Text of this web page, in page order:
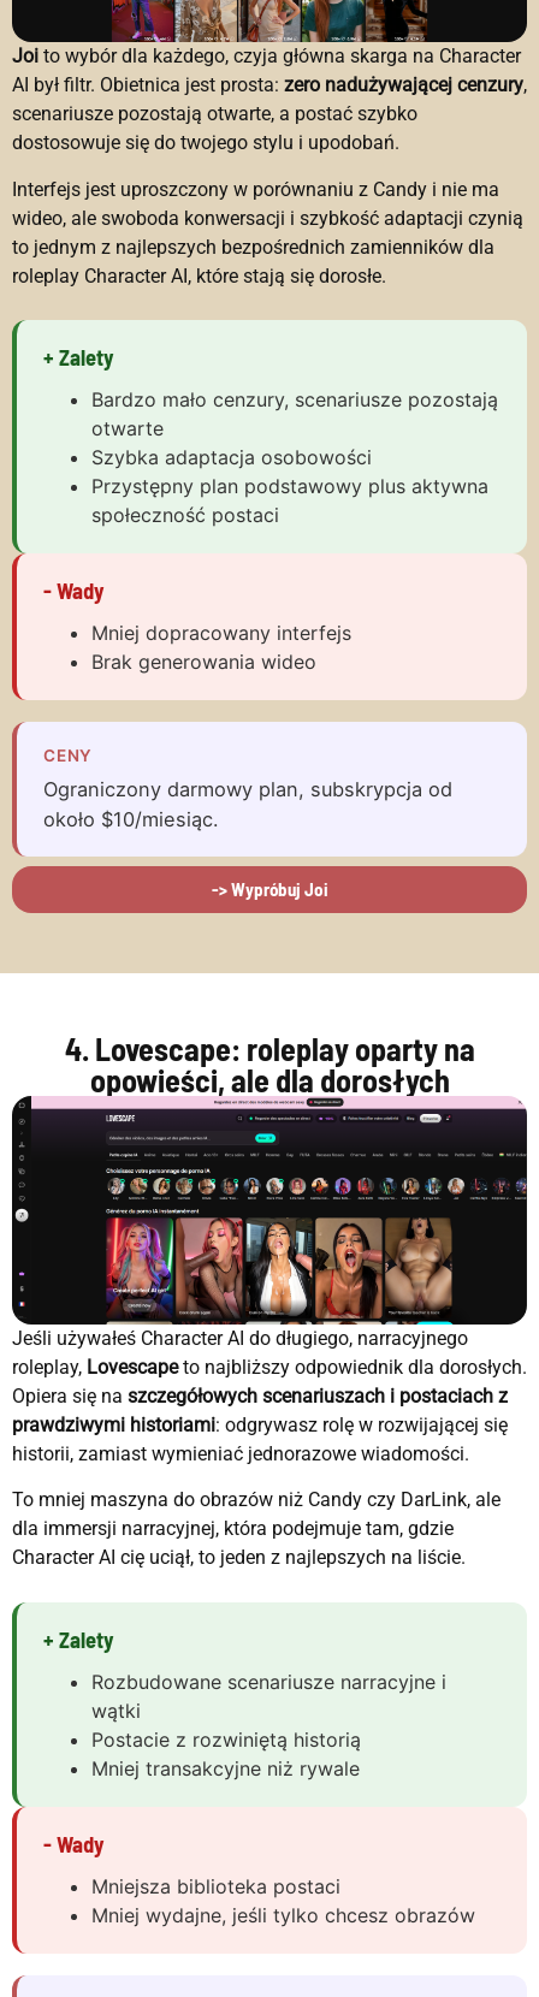
Joi to wybór dla każdego, czyja główna skarga na Character
AI był filtr. Obietnica jest prosta: zero nadużywającej cenzury,
scenariusze pozostają otwarte, a postać szybko
dostosowuje się do twojego stylu i upodobań.
Interfejs jest uproszczony w porównaniu z Candy i nie ma
wideo, ale swoboda konwersacji i szybkość adaptacji czynią
to jednym z najlepszych bezpośrednich zamienników dla
roleplay Character AI, które stają się dorosłe.
+ Zalety
Bardzo mało cenzury, scenariusze pozostają
otwarte
Szybka adaptacja osobowości
Przystępny plan podstawowy plus aktywna
społeczność postaci
- Wady
Mniej dopracowany interfejs
Brak generowania wideo
CENY
Ograniczony darmowy plan, subskrypcja od
około $10/miesiąc.
-> Wypróbuj Joi
4. Lovescape: roleplay oparty na
opowieści, ale dla dorosłych
Jeśli używałeś Character AI do długiego, narracyjnego
roleplay, Lovescapeto najbliższy odpowiednik dla dorosłych.
Opiera się na szczegółowych scenariuszach i postaciach z
prawdziwymi historiami: odgrywasz rolę w rozwijającej się
historii, zamiast wymieniać jednorazowe wiadomości.
To mniej maszyna do obrazów niż Candy czy DarLink, ale
dla immersji narracyjnej, która podejmuje tam, gdzie
Character AI cię uciął, to jeden z najlepszych na liście.
+ Zalety
Rozbudowane scenariusze narracyjne i
wątki
Postacie z rozwiniętą historią
Mniej transakcyjne niż rywale
- Wady
Mniejsza biblioteka postaci
Mniej wydajne, jeśli tylko chcesz obrazów